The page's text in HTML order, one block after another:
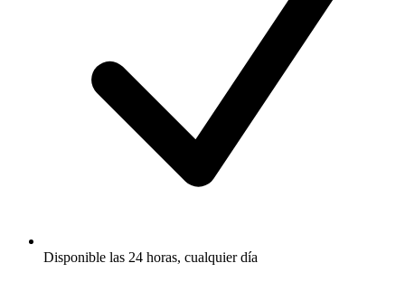
Disponible las 24 horas, cualquier día